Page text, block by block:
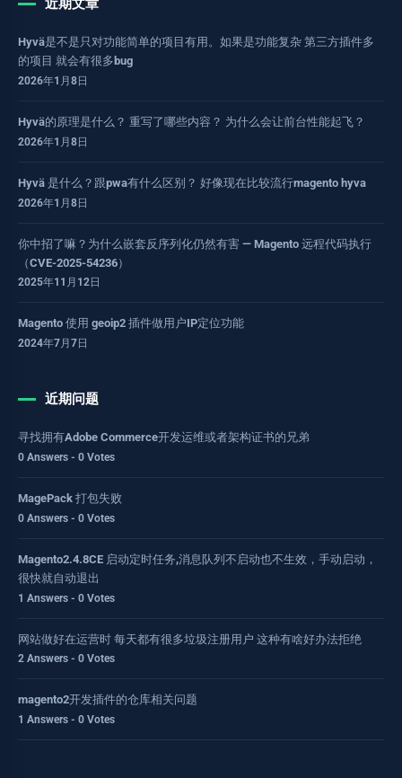
近期文章
Hyvä是不是只对功能简单的项目有用。如果是功能复杂 第三方插件多
的项目 就会有很多bug
2026年1月8日
Hyvä的原理是什么？ 重写了哪些内容？ 为什么会让前台性能起飞？
2026年1月8日
Hyvä 是什么？跟pwa有什么区别？ 好像现在比较流行magento hyva
2026年1月8日
你中招了嘛？为什么嵌套反序列化仍然有害 — Magento 远程代码执行
（CVE-2025-54236）
2025年11月12日
Magento 使用 geoip2 插件做用户IP定位功能
2024年7月7日
近期问题
寻找拥有Adobe Commerce开发运维或者架构证书的兄弟
0 Answers - 0 Votes
MagePack 打包失败
0 Answers - 0 Votes
Magento2.4.8CE 启动定时任务,消息队列不启动也不生效，手动启动，
很快就自动退出
1 Answers - 0 Votes
网站做好在运营时 每天都有很多垃圾注册用户 这种有啥好办法拒绝
2 Answers - 0 Votes
magento2开发插件的仓库相关问题
1 Answers - 0 Votes